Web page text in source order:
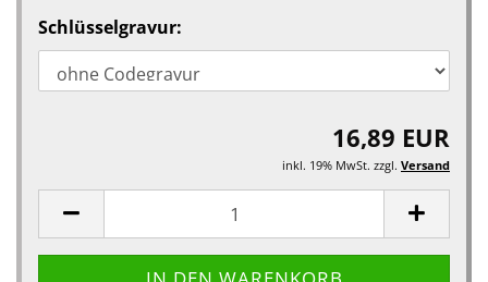
Schlüsselgravur:
16,89 EUR
inkl. 19% MwSt. zzgl. Versand